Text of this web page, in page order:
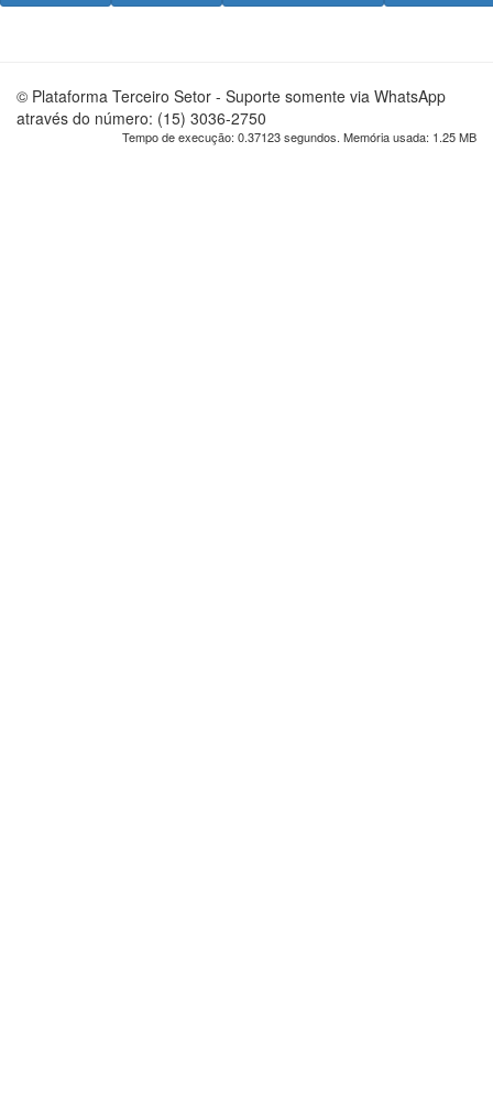
© Plataforma Terceiro Setor - Suporte somente via WhatsApp
através do número: (15) 3036-2750
Tempo de execução: 0.37123 segundos. Memória usada: 1.25 MB